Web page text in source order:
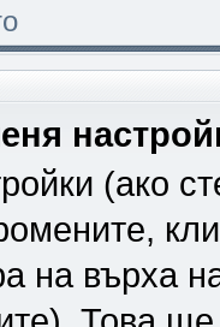
(ако
на върха